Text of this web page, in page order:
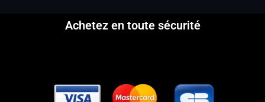
Achetez en toute sécurité